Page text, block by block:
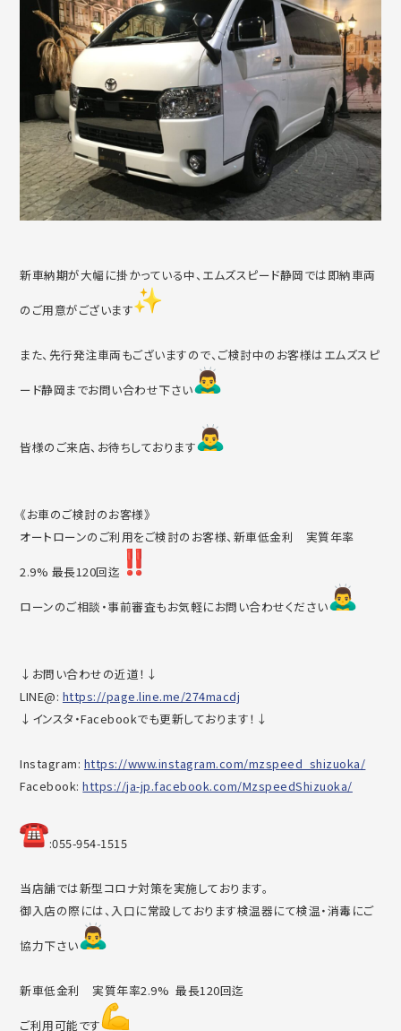
新車納期が大幅に掛かっている中、エムズスピード静岡では即納車両
のご用意がございます
また、先行発注車両もございますので、ご検討中のお客様はエムズスピ
ード静岡までお問い合わせ下さい
皆様のご来店、お待ちしております
《お車のご検討のお客様》
オートローンのご利用をご検討のお客様、新車低金利 実質年率
2.9% 最長120回迄
ローンのご相談・事前審査もお気軽にお問い合わせください
↓お問い合わせの近道！↓
LINE@: https://page.line.me/274macdj
↓インスタ・Facebookでも更新しております！↓
Instagram: https://www.instagram.com/mzspeed_shizuoka/
Facebook:https://ja-jp.facebook.com/MzspeedShizuoka/
︎:055-954-1515
当店舗では新型コロナ対策を実施しております。
御入店の際には、入口に常設しております検温器にて検温・消毒にご
協力下さい
新車低金利 実質年率2.9% 最長120回迄
ご利用可能です